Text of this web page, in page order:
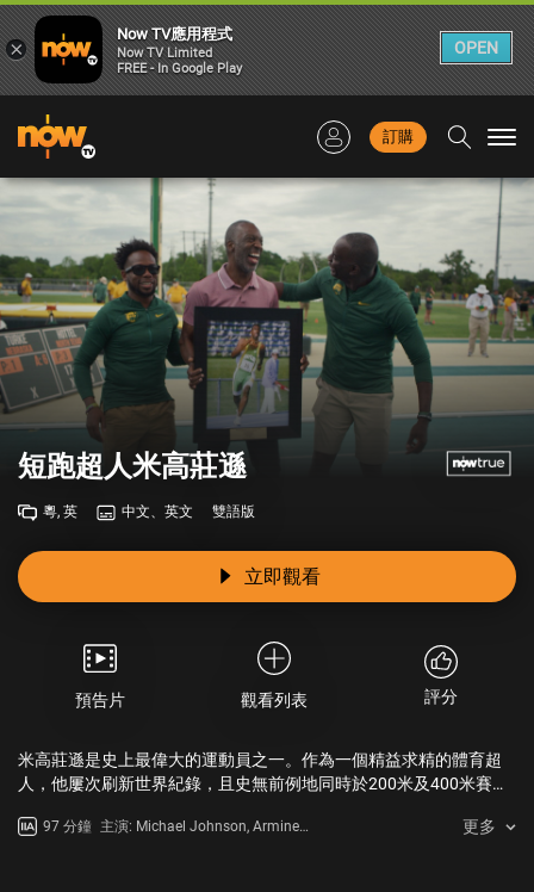
訂購
短跑超人米高莊遜
粵, 英 中文、英文 雙語版
立即觀看
預告片 觀看列表 評分
米高莊遜是史上最偉大的運動員之一。作為一個精益求精的體育超
人，他屢次刷新世界紀錄，且史無前例地同時於200米及400米賽事
者。這是關於一個體育超級英雄的故事，也是關於一個面對著死
97 分鐘 主演: Michael Johnson, Armine
更多
×
Now TV應用程式
Now TV Limited
FREE - In Google Play
OPEN